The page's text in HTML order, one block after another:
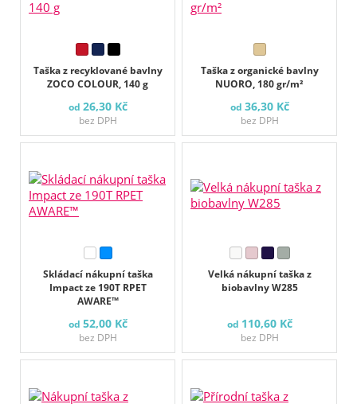
Taška z recyklované bavlny
ZOCO COLOUR, 140 g
od 26,30 Kč
bez DPH
Taška z organické bavlny
NUORO, 180 gr/m²
od 36,30 Kč
bez DPH
Skládací nákupní taška
Impact ze 190T RPET
AWARE™
od 52,00 Kč
bez DPH
Velká nákupní taška z
biobavlny W285
od 110,60 Kč
bez DPH